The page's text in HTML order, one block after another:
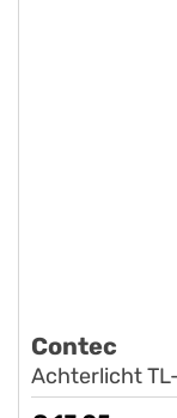
Contec
Achterlicht